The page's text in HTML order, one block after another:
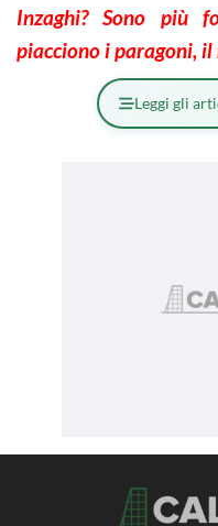
Inzaghi? Sono più
piacciono i paragoni,
Leggi gli